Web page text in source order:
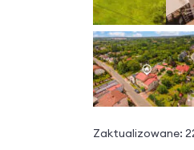
Zaktualizowane: